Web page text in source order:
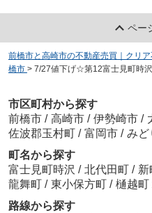
ペー
前橋市と高崎市の不動産売買｜クリ
橋市 > 7/27値下げ☆第12富士見町時
市区町村から探す
前橋市 / 高崎市 / 伊勢崎市 /
佐波郡玉村町 / 富岡市 / みど
町名から探す
富士見町時沢 / 北代田町 / 新
龍舞町 / 東小保方町 / 樋越町
路線から探す